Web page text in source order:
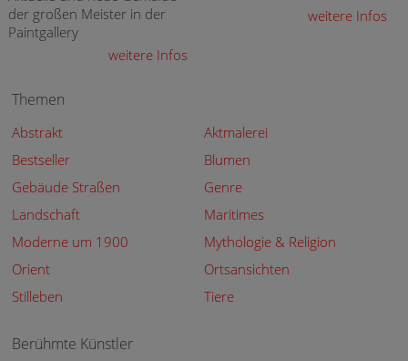
der großen Meister in der
Paintgallery
weitere Infos
weitere Infos
Themen
Abstrakt
Aktmalerei
Bestseller
Blumen
Gebäude Straßen
Genre
Landschaft
Maritimes
Moderne um 1900
Mythologie & Religion
Orient
Ortsansichten
Stilleben
Tiere
Berühmte Künstler